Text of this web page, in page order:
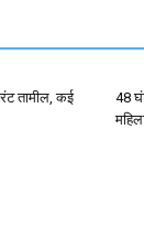
तामील, कई
48